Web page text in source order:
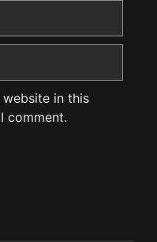
website in this
comment.